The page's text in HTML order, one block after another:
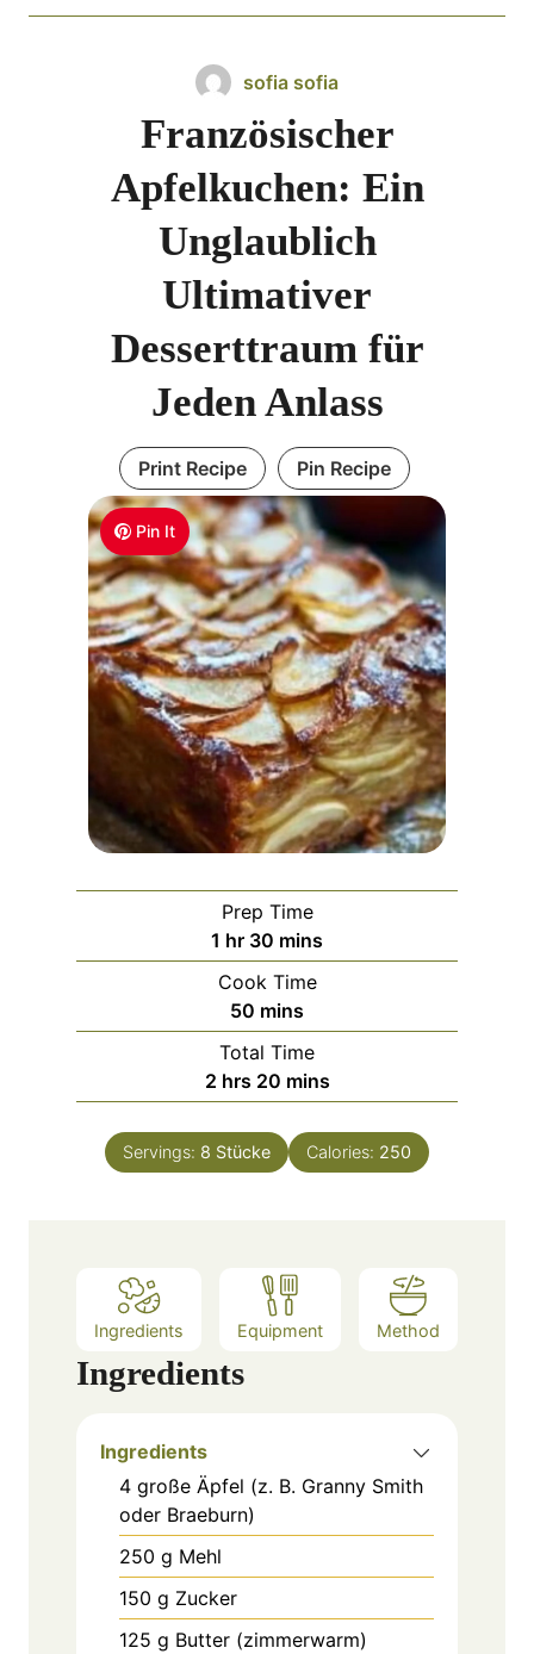
Pin It
sofia sofia
Französischer
Apfelkuchen: Ein
Unglaublich
Ultimativer
Desserttraum für
Jeden Anlass
Print Recipe Pin Recipe
Prep Time
1 h
o
u
hr 30 m
i
n
u
t
e
s
mins
Cook Time
50 m
i
n
u
e
s
mins
Total Time
2h
o
u
r
hrs 20m
i
n
u
mins
Servings: 8 Stücke Calories: 250
Ingredients Equipment Method
Ingredients
Ingredients
4 große Äpfel (z. B. Granny Smith
oder Braeburn)
250 g Mehl
150 g Zucker
125 g Butter (zimmerwarm)